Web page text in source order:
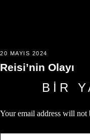
20 MAYIS 2024
Reisi’nin Olayı
BIR
Your email address will not